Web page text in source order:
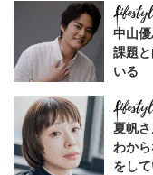
中山
課題
いる
夏帆
わか
をして